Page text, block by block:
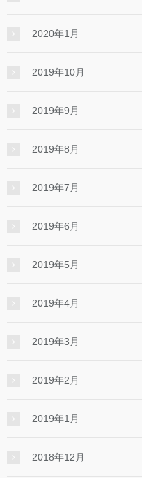
2020年1月
2019年10月
2019年9月
2019年8月
2019年7月
2019年6月
2019年5月
2019年4月
2019年3月
2019年2月
2019年1月
2018年12月